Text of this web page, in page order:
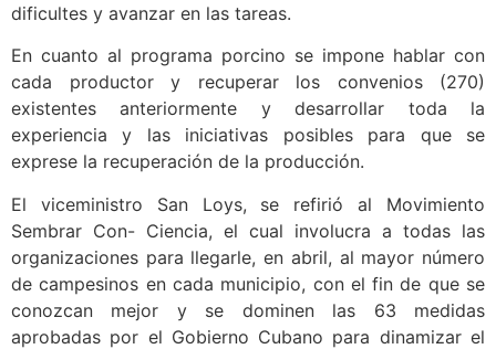
dificultes y avanzar en las tareas.
En cuanto al programa porcino se impone hablar con
cada productor y recuperar los convenios (270)
existentes anteriormente y desarrollar toda la
experiencia y las iniciativas posibles para que se
exprese la recuperación de la producción.
El viceministro San Loys, se refirió al Movimiento
Sembrar Con- Ciencia, el cual involucra a todas las
organizaciones para llegarle, en abril, al mayor número
de campesinos en cada municipio, con el fin de que se
conozcan mejor y se dominen las 63 medidas
aprobadas por el Gobierno Cubano para dinamizar el